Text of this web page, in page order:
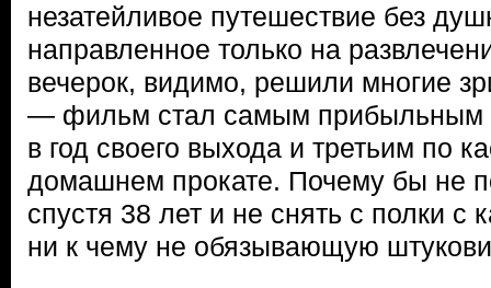
незатейливое путешествие без
направленное только на
вечерок, видимо, решили многие
— фильм стал самым прибыльным
в год своего выхода и третьим по
домашнем прокате. Почему бы не
спустя 38 лет и не снять с полки с
ни к чему не обязывающую